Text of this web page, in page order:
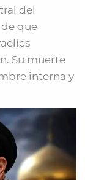
del
que
Su muerte
interna y